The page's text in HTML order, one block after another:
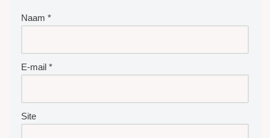
Naam *
E-mail *
Site